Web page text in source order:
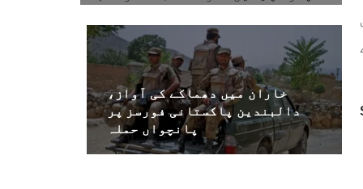
خاران میں دھماکے کی آواز،
دالبندین پاکستانی فورسز پر
پانچواں حملہ